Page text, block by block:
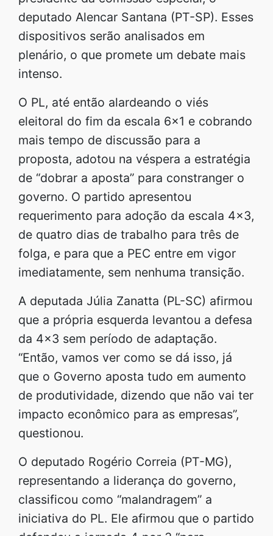
deputado Alencar Santana (PT-SP). Esses
dispositivos serão analisados em
plenário, o que promete um debate mais
intenso.
O PL, até então alardeando o viés
eleitoral do fim da escala 6×1 e cobrando
mais tempo de discussão para a
proposta, adotou na véspera a estratégia
de “dobrar a aposta” para constranger o
governo. O partido apresentou
requerimento para adoção da escala 4×3,
de quatro dias de trabalho para três de
folga, e para que a PEC entre em vigor
imediatamente, sem nenhuma transição.
A deputada Júlia Zanatta (PL-SC) afirmou
que a própria esquerda levantou a defesa
da 4×3 sem período de adaptação.
“Então, vamos ver como se dá isso, já
que o Governo aposta tudo em aumento
de produtividade, dizendo que não vai ter
impacto econômico para as empresas”,
questionou.
O deputado Rogério Correia (PT-MG),
representando a liderança do governo,
classificou como “malandragem” a
iniciativa do PL. Ele afirmou que o partido